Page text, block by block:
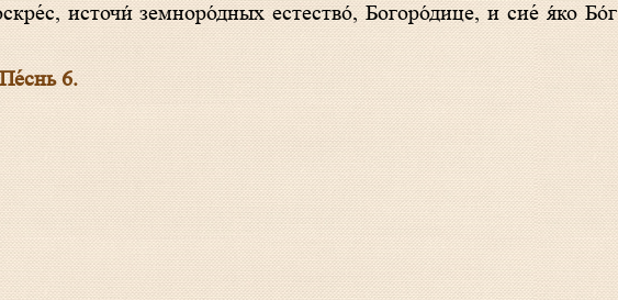
источи́ земноро́дных естество́, Богоро́дице, и сие́ я́ко Бо́г
Пе́снь 6.